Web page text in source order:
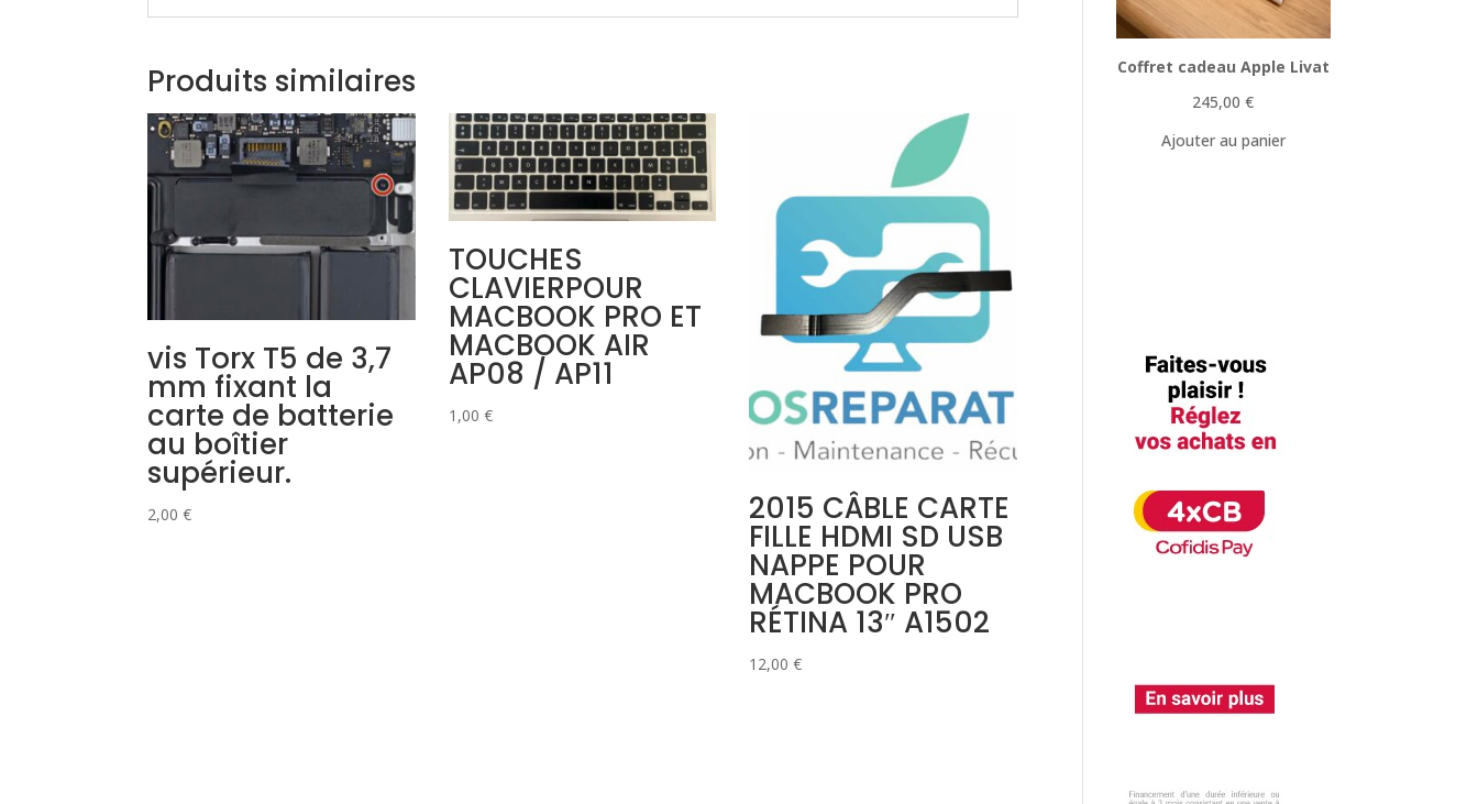
Produits similaires
vis Torx T5 de 3,7
mm fixant la
carte de batterie
au boîtier
supérieur.
2,00€
TOUCHES
CLAVIERPOUR
MACBOOK PRO ET
MACBOOK AIR
AP08 / AP11
1,00 €
2015 CÂBLE CARTE
FILLE HDMI SD USB
NAPPE POUR
MACBOOK PRO
RÉTINA 13″ A1502
12,00€
Coffret cadeau Apple Livat
245,00€
Ajouter au panier